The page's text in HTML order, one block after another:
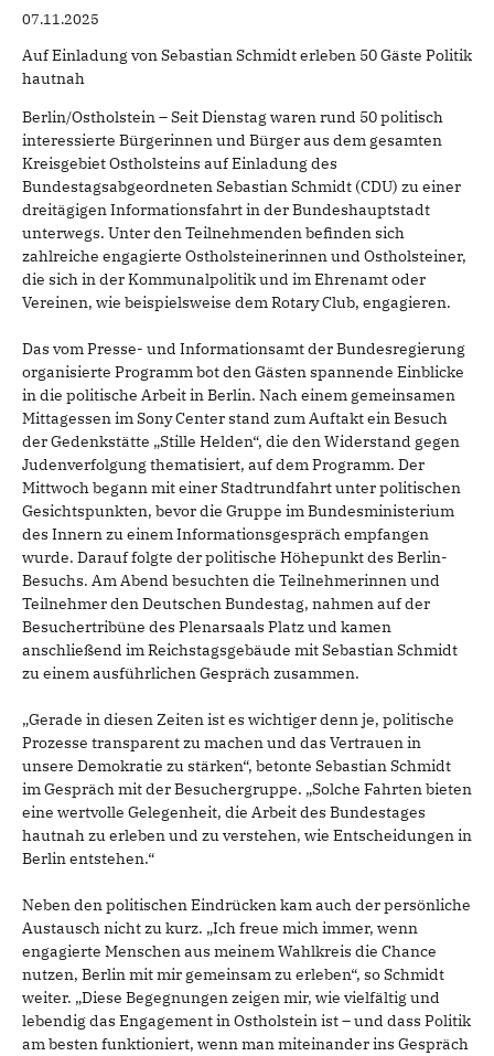
07.11.2025
Auf Einladung von Sebastian Schmidt erleben 50 Gäste Politik
hautnah
Berlin/Ostholstein – Seit Dienstag waren rund 50 politisch
interessierte Bürgerinnen und Bürger aus dem gesamten
Kreisgebiet Ostholsteins auf Einladung des
Bundestagsabgeordneten Sebastian Schmidt (CDU) zu einer
dreitägigen Informationsfahrt in der Bundeshauptstadt
unterwegs. Unter den Teilnehmenden befinden sich
zahlreiche engagierte Ostholsteinerinnen und Ostholsteiner,
die sich in der Kommunalpolitik und im Ehrenamt oder
Vereinen, wie beispielsweise dem Rotary Club, engagieren.
Das vom Presse- und Informationsamt der Bundesregierung
organisierte Programm bot den Gästen spannende Einblicke
in die politische Arbeit in Berlin. Nach einem gemeinsamen
Mittagessen im Sony Center stand zum Auftakt ein Besuch
der Gedenkstätte „Stille Helden“, die den Widerstand gegen
Judenverfolgung thematisiert, auf dem Programm. Der
Mittwoch begann mit einer Stadtrundfahrt unter politischen
Gesichtspunkten, bevor die Gruppe im Bundesministerium
des Innern zu einem Informationsgespräch empfangen
wurde. Darauf folgte der politische Höhepunkt des Berlin-
Besuchs. Am Abend besuchten die Teilnehmerinnen und
Teilnehmer den Deutschen Bundestag, nahmen auf der
Besuchertribüne des Plenarsaals Platz und kamen
anschließend im Reichstagsgebäude mit Sebastian Schmidt
zu einem ausführlichen Gespräch zusammen.
„Gerade in diesen Zeiten ist es wichtiger denn je, politische
Prozesse transparent zu machen und das Vertrauen in
unsere Demokratie zu stärken“, betonte Sebastian Schmidt
im Gespräch mit der Besuchergruppe. „Solche Fahrten bieten
eine wertvolle Gelegenheit, die Arbeit des Bundestages
hautnah zu erleben und zu verstehen, wie Entscheidungen in
Berlin entstehen.“
Neben den politischen Eindrücken kam auch der persönliche
Austausch nicht zu kurz. „Ich freue mich immer, wenn
engagierte Menschen aus meinem Wahlkreis die Chance
nutzen, Berlin mit mir gemeinsam zu erleben“, so Schmidt
weiter. „Diese Begegnungen zeigen mir, wie vielfältig und
lebendig das Engagement in Ostholstein ist – und dass Politik
am besten funktioniert, wenn man miteinander ins Gespräch